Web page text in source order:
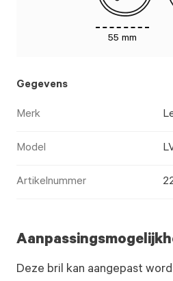
55 mm
Gegevens
Merk
Model
Artikelnummer
Deze bril kan aangepast